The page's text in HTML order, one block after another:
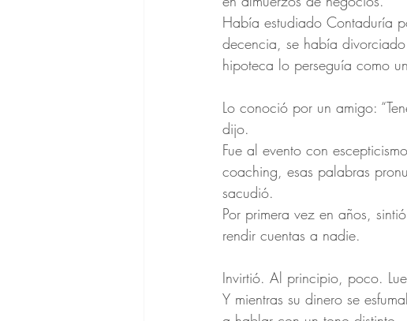
Había estudiado Contaduría
decencia, se había
hipoteca lo perseguía como
Lo conoció por un amigo:
dijo.
Fue al evento con
coaching, esas palabras
sacudió.
Por primera vez en años,
rendir cuentas a nadie.
Invirtió. Al principio, poco.
Y mientras su dinero se